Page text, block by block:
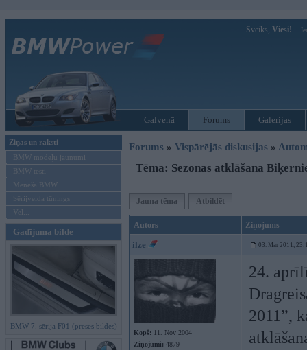
Sveiks, Viesi!
Galvenā Forums Galerijas
Ziņas un raksti
BMW modeļu jaunumi
BMW testi
Mēneša BMW
Sērijveida tūnings
Vel...
Gadījuma bilde
BMW 7. sērija F01 (preses bildes)
Forums » Vispārējās diskusijas »
Tēma: Sezonas atklāšana
Jauna tēma Atbildēt
Autors Ziņojums
ilze 03. Mar 2011,
Kopš: 11. Nov 2004
Ziņojumi: 4879
24.
2011”,